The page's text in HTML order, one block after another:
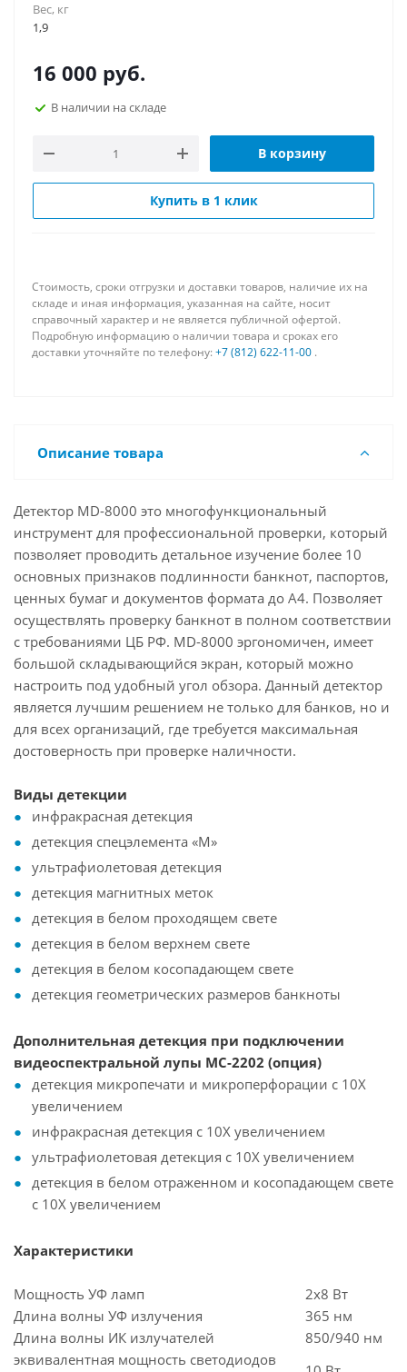
Вес, кг
1,9
16 000 руб.
В наличии на складе
В корзину
Купить в 1 клик
Стоимость, сроки отгрузки и доставки товаров, наличие их на
складе и иная информация, указанная на сайте, носит
справочный характер и не является публичной офертой.
Подробную информацию о наличии товара и сроках его
доставки уточняйте по телефону: +7 (812) 622-11-00 .
Описание товара
Детектор MD-8000 это многофункциональный
инструмент для профессиональной проверки, который
позволяет проводить детальное изучение более 10
основных признаков подлинности банкнот, паспортов,
ценных бумаг и документов формата до А4. Позволяет
осуществлять проверку банкнот в полном соответствии
с требованиями ЦБ РФ. MD-8000 эргономичен, имеет
большой складывающийся экран, который можно
настроить под удобный угол обзора. Данный детектор
является лучшим решением не только для банков, но и
для всех организаций, где требуется максимальная
достоверность при проверке наличности.
Виды детекции
инфракрасная детекция
детекция спецэлемента «М»
ультрафиолетовая детекция
детекция магнитных меток
детекция в белом проходящем свете
детекция в белом верхнем свете
детекция в белом косопадающем свете
детекция геометрических размеров банкноты
Дополнительная детекция при подключении
видеоспектральной лупы MC-2202 (опция)
детекция микропечати и микроперфорации с 10Х
увеличением
инфракрасная детекция с 10Х увеличением
ультрафиолетовая детекция с 10Х увеличением
детекция в белом отраженном и косопадающем свете
с 10Х увеличением
Характеристики
Мощность УФ ламп
2x8 Вт
Длина волны УФ излучения
365 нм
Длина волны ИК излучателей
850/940 нм
эквивалентная мощность светодиодов